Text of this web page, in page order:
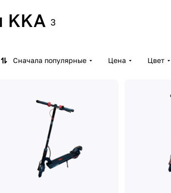
KKA 3
Сначала популярные Цена Цвет